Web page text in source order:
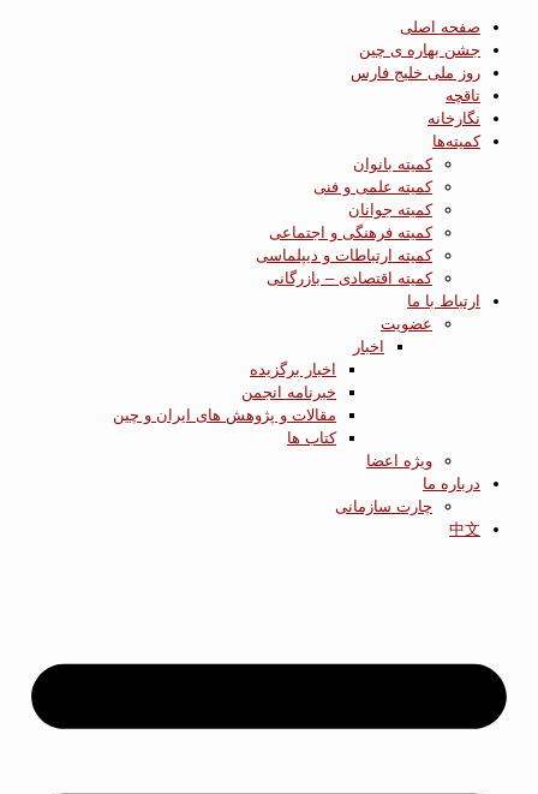
صفحه اصلی
جشن بهاره ی چین
روز ملی خلیج فارس
تاقچه
نگارخانه
کمیته‌ها
کمیته بانوان
کمیته علمی و فنی
کمیته جوانان
کمیته فرهنگی و اجتماعی
کمیته ارتباطات و دیپلماسی
کمیته اقتصادی – بازرگانی
ارتباط با ما
عضویت
اخبار
اخبار برگزیده
خبرنامه انجمن
مقالات و پژوهش های ایران و چین
کتاب ها
ویژه اعضا
درباره ما
چارت سازمانی
中文